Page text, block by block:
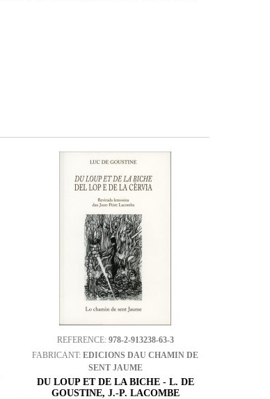
REFERENCE: 978-2-913238-63-3
FABRICANT:EDICIONS DAU CHAMIN DE
SENT JAUME
DU LOUP ET DE LA BICHE - L. DE
GOUSTINE, J.-P. LACOMBE